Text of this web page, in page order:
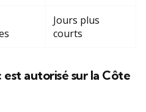
Jours plus
courts
autorisé sur la Côte